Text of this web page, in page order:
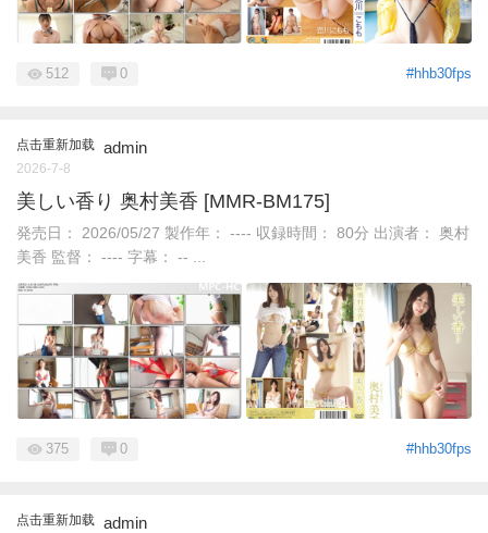
#hhb30fps
512 0
点击重新加载 admin
2026-7-8
美しい香り 奥村美香 [MMR-BM175]
発売日： 2026/05/27 製作年： ---- 収録時間： 80分 出演者： 奥村
美香 監督： ---- 字幕： -- ...
#hhb30fps
375 0
点击重新加载 admin